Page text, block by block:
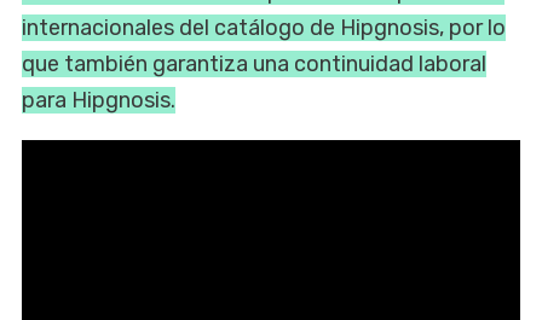
internacionales del catálogo de Hipgnosis, por lo
que también garantiza una continuidad laboral
para Hipgnosis.